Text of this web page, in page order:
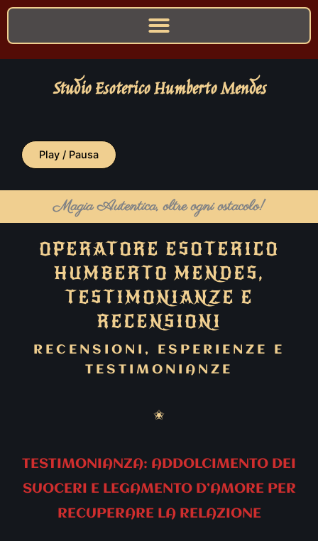
Studio Esoterico Humberto Mendes
Play / Pausa
Magia Autentica, oltre ogni ostacolo!
OPERATORE ESOTERICO
HUMBERTO MENDES,
TESTIMONIANZE E
RECENSIONI
RECENSIONI, ESPERIENZE E
TESTIMONIANZE
✬
TESTIMONIANZA: ADDOLCIMENTO DEI
SUOCERI E LEGAMENTO D’AMORE PER
RECUPERARE LA RELAZIONE